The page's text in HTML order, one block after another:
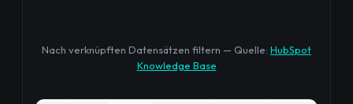
Nach verknüpften Datensätzen filtern — Quelle: HubSpot
Knowledge Base